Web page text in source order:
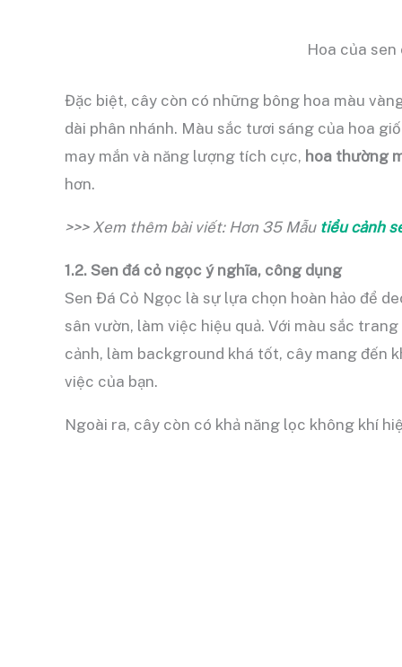
Hoa của sen
Đặc biệt, cây còn có những bông hoa màu
dài phân nhánh. Màu sắc tươi sáng của hoa
may mắn và năng lượng tích cực, hoa thường
hơn.
>>> Xem thêm bài viết: Hơn 35 Mẫu tiểu cảnh
1.2. Sen đá cỏ ngọc ý nghĩa, công dụng
Sen Đá Cỏ Ngọc là sự lựa chọn hoàn hảo để
sân vườn, làm việc hiệu quả. Với màu sắc
cảnh, làm background khá tốt, cây mang đến
việc của bạn.
Ngoài ra, cây còn có khả năng lọc không khí